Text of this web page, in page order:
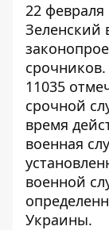
22
Зеленский
срочников
11035
срочной
время
военная
военной
Украины.